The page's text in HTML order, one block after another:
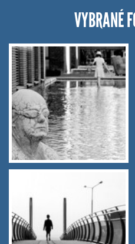
VYBRANÉ